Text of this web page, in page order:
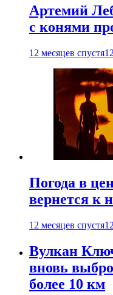
Артемий
с конями
12 месяцев спустя
Погода в
вернется к
12 месяцев спустя
Вулкан
вновь
более 10 км